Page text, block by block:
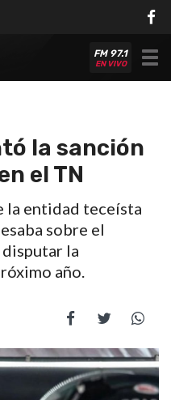
FM 97.1
EN VIVO
la sanción
el TN
la entidad teceísta
sobre el
la
año.